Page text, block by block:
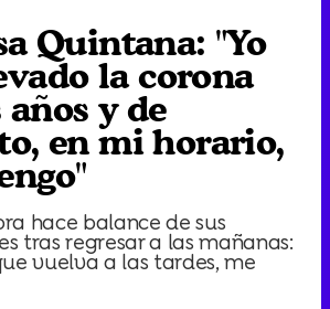
Quintana: "Yo
la corona
y de
en mi horario,
hace balance de sus
tras regresar a las mañanas:
vuelva a las tardes, me